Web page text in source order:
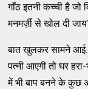
गाँठ इतनी कच्ची है जो
मनमर्ज़ी से खोल दी
बात खुलकर सामने आई.
पत्नी आएगी तो घर
में भी बाप बनने के कुछ